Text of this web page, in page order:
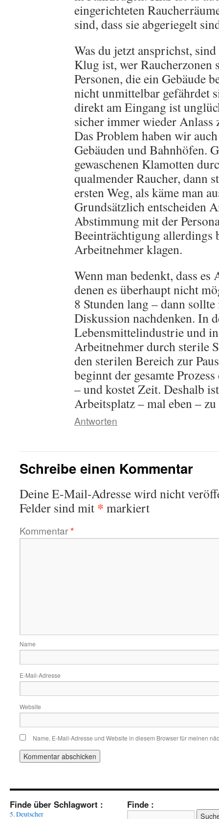
eingerichteten
sind, dass sie abgeriegelt
Was du jetzt ansprichst,
Klug ist, wer Raucherzonen
Personen, die ein Gebäude
nicht unmittelbar gefährdet
direkt am Eingang ist
sicher immer wieder Anlass
Das Problem haben wir
Gebäuden und Bahnhöfen.
gewaschenen Klamotten
qualmender Raucher, dann
ersten Weg, als käme man
Grundsätzlich entscheiden
Abstimmung mit der
Beeinträchtigung allerdings
Arbeitnehmer klagen.
Wenn man bedenkt, dass
denen es überhaupt nicht
8 Stunden lang – dann
Diskussion nachdenken. In
Lebensmittelindustrie und
Arbeitnehmer durch sterile
den sterilen Bereich zur
beginnt der gesamte
– und kostet Zeit. Deshalb
Arbeitsplatz – mal eben – zu
Antworten
Schreibe einen Kommentar
Deine E-Mail-Adresse wird nicht
Felder sind mit * markiert
Kommentar*
Name
E-Mail-Adresse
Website
Name, E-Mail-Adresse und Website in diesem Browser für meinen
Finde über Schlagwort :
5. Deutscher
Finde :